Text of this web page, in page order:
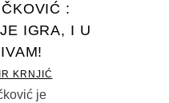
:
IGRA, I U
KRNJIĆ
je